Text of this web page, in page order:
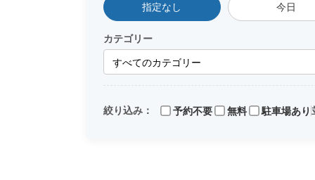
指定なし 今日
カテゴリー
絞り込み： 予約不要 無料 駐車場あり